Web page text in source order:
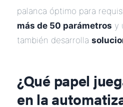
palanca óptimo para
más de 50 parámetros y
también desarrolla
¿Qué papel
en la